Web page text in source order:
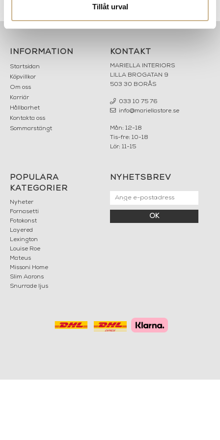
Tillåt urval
INFORMATION
Startsidan
Köpvillkor
Om oss
Karriär
Hållbarhet
Kontakta oss
Sommarstängt
KONTAKT
MARIELLA INTERIORS
LILLA BROGATAN 9
503 30 BORÅS
033 10 75 76
info@mariellastore.se
Mån: 12-18
Tis-fre: 10-18
Lör: 11-15
POPULÄRA
KATEGORIER
Nyheter
Fornasetti
Fotokonst
Layered
Lexington
Louise Roe
Mateus
Missoni Home
Slim Aarons
Snurrade ljus
NYHETSBREV
OK